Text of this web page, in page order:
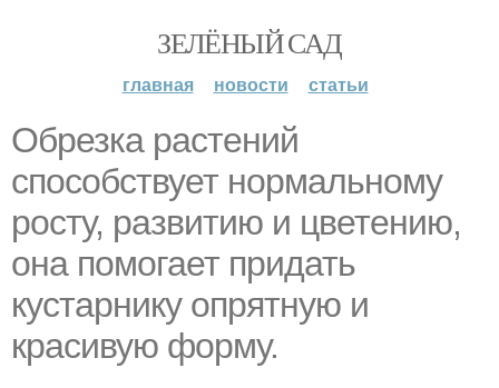
ЗЕЛЁНЫЙ САД
главная новости статьи
Обрезка растений
способствует нормальному
росту, развитию и цветению,
она помогает придать
кустарнику опрятную и
красивую форму.